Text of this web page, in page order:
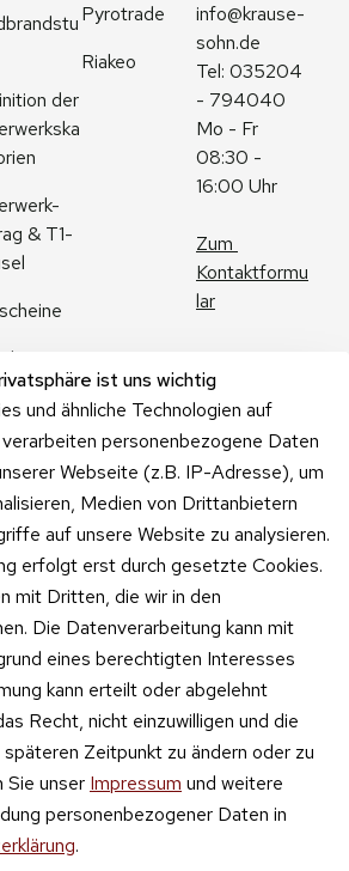
ist uns wichtig
und ähnliche Technologien auf
personenbezogene Daten
Webseite (z.B. IP-Adresse), um
Medien von Drittanbietern
auf unsere Website zu analysieren.
erfolgt erst durch gesetzte Cookies.
mit Dritten, die wir in den
Die Datenverarbeitung kann mit
eines berechtigten Interesses
kann erteilt oder abgelehnt
Recht, nicht einzuwilligen und die
späteren Zeitpunkt zu ändern oder zu
Sie unser Impressum und weitere
personenbezogener Daten in
.
der
& T1-
kaufen
Pyrotrade
Riakeo
info@krause-
sohn.de
Tel: 035204
- 794040
Mo - Fr
08:30 -
16:00 Uhr
Zum
Kontaktformu
lar